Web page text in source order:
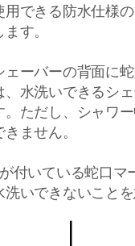
用できる防水仕様
す。
ェーバーの背面に
、水洗いできるシ
。ただし、シャワ
ません。
付いている蛇口マ
いできないことを